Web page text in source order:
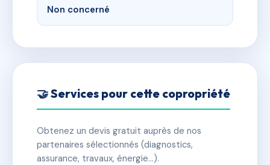
Non concerné
🤝 Services pour cette copropriété
Obtenez un devis gratuit auprès de nos
partenaires sélectionnés (diagnostics,
assurance, travaux, énergie…).